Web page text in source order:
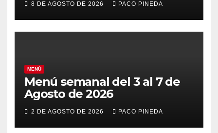
8 DE AGOSTO DE 2026 PACO PINEDA
MENÚ
Menú semanal del 3 al 7 de
Agosto de 2026
2 DE AGOSTO DE 2026 PACO PINEDA